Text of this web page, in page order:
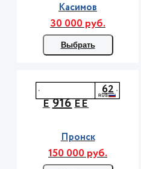
Касимов
30 000 руб.
Выбрать
Е916ЕЕ
62
Пронск
150 000 руб.